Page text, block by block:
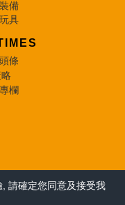
請確定您同意及接受我
備
具
條
欄